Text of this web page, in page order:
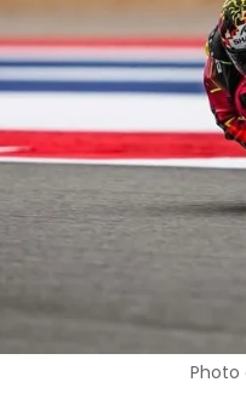
Photo